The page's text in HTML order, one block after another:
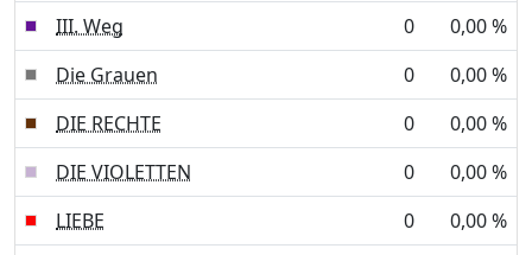
III. Weg 0
0,00 %
Die Grauen
0
0,00 %
DIE RECHTE
0
0,00 %
DIE VIOLETTEN
0
0,00 %
LIEBE
0
0,00 %